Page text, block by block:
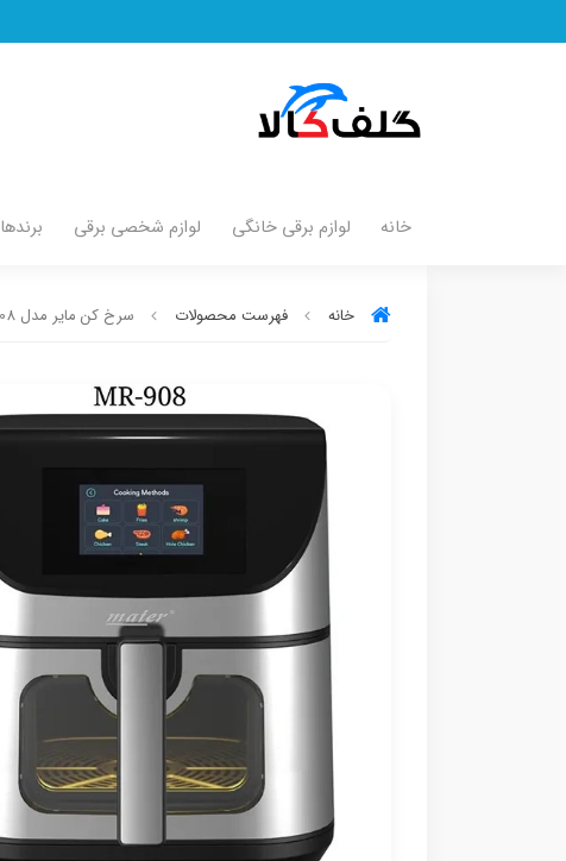
خانه لوازم برقی خانگی لوازم شخصی برقی برندها
خانه فهرست محصولات سرخ کن مایر مدل MR-908